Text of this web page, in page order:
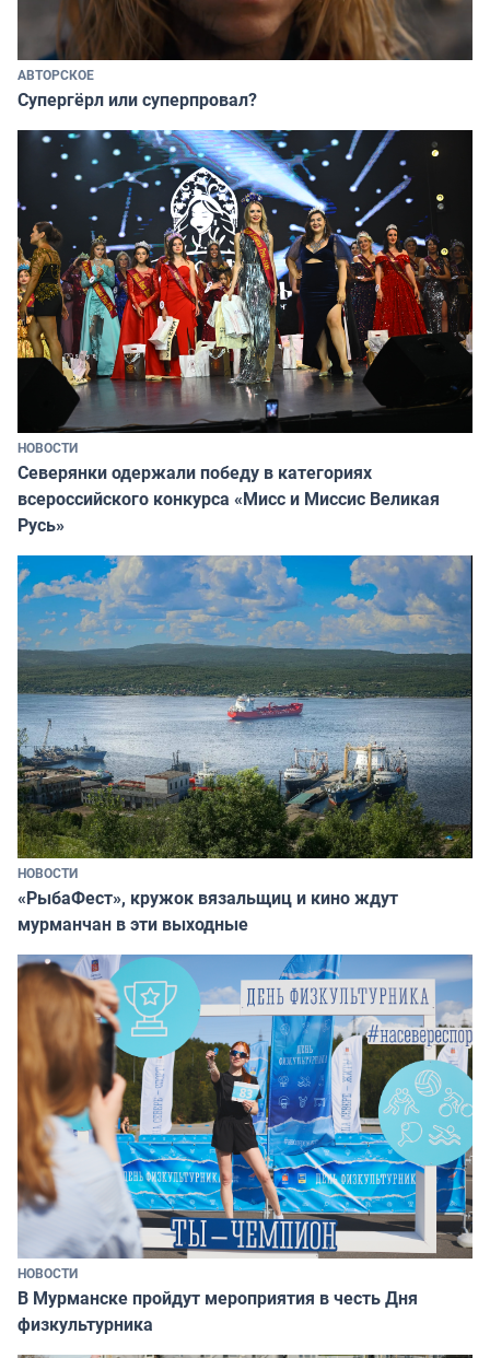
АВТОРСКОЕ
Супергёрл или суперпровал?
НОВОСТИ
Северянки одержали победу в категориях
всероссийского конкурса «Мисс и Миссис Великая
Русь»
НОВОСТИ
«РыбаФест», кружок вязальщиц и кино ждут
мурманчан в эти выходные
НОВОСТИ
В Мурманске пройдут мероприятия в честь Дня
физкультурника